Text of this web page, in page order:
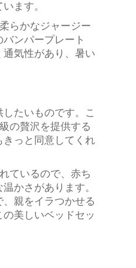
ます。
らかなジャージー
ンパープレート
気性があり、暑い
たいものです。こ
の贅沢を提供する
っと同意してくれ
ているので、赤ち
かさがあります。
親をイラつかせる
美しいベッドセッ